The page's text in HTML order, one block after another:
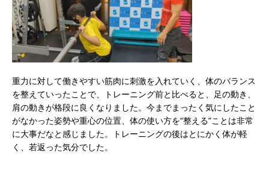
重力に対して働きやすい筋肉に刺激を入れていく、体のバランス
を整えていったことで、トレーニング前と比べると、足の動き、
肩の動きが格段に良くなりました。今までまったく気にしたこと
がなかった姿勢や重心の位置、体の使い方を“整える”ことは非常
に大事だなと感じました。トレーニングの後はとにかく体が軽
く、若返った気分でした。